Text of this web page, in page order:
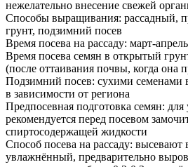
нежелательно внесение свежей
Способы выращивания: рассадный,
грунт, подзимний посев
Время посева на рассаду: март-апрель
Время посева семян в открытый
(после оттаивания почвы, когда она
Подзимний посев: сухими семенами
в зависимости от региона
Предпосевная подготовка семян:
рекомендуется перед посевом
спиртосодержащей жидкости
Способ посева на рассаду: высевают
увлажнённый, предварительно